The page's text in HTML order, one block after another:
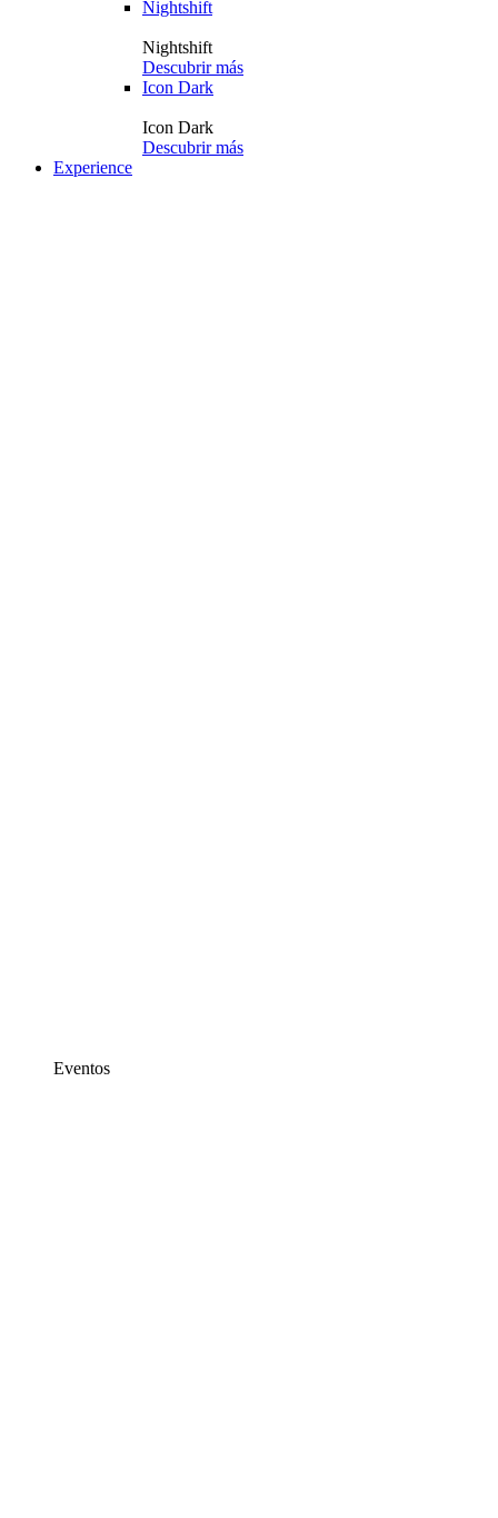
Nightshift
Nightshift
Descubrir más
Icon Dark
Icon Dark
Descubrir más
Experience
Eventos